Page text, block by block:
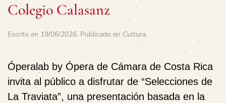
Colegio Calasanz
Escrito en 19/06/2026. Publicado en Cultura.
Óperalab by Ópera de Cámara de Costa Rica
invita al público a disfrutar de “Selecciones de
La Traviata”, una presentación basada en la